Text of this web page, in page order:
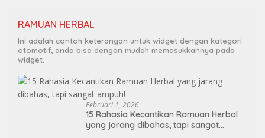
RAMUAN HERBAL
Ini adalah contoh keterangan untuk widget dengan kategori
otomotif, anda bisa dengan mudah memasukkannya pada
widget.
Februari 1, 2026
15 Rahasia Kecantikan Ramuan Herbal
yang jarang dibahas, tapi sangat